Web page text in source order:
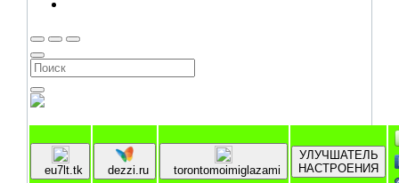
eu7lt.tk dezzi.ru torontomoimiglazami
УЛУЧШАТЕЛЬ
НАСТРОЕНИЯ